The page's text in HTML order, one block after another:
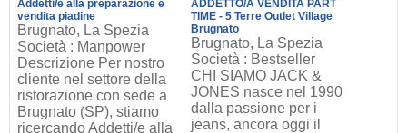
Addetti/e alla preparazione e
vendita piadine
Brugnato, La Spezia
Società : Manpower
Descrizione Per nostro
cliente nel settore della
ristorazione con sede a
Brugnato (SP), stiamo
ricercando Addetti/e alla
ADDETTO/A VENDITA PART
TIME - 5 Terre Outlet Village
Brugnato
Brugnato, La Spezia
Società : Bestseller
CHI SIAMO JACK &
JONES nasce nel 1990
dalla passione per i
jeans, ancora oggi il